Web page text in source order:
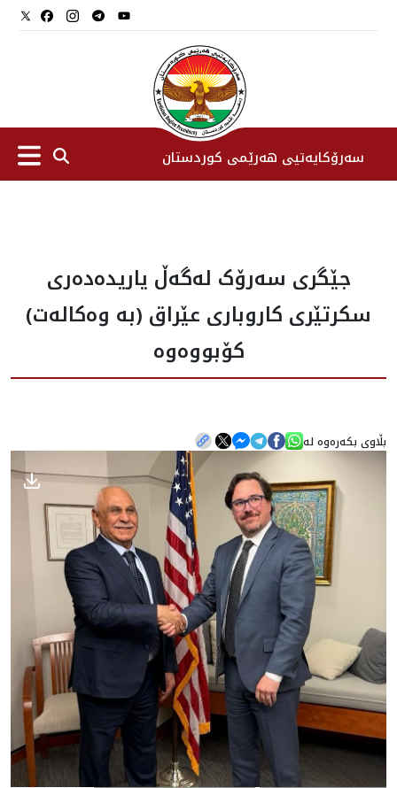
سەرۆکایەتیی هەرێمی کوردستان
جێگرانی سه‌رۆک
ستافی سەرۆکایەتی
هه‌واڵ
گەلەری
جێگری سەرۆک لەگەڵ یاریدەدەری
سکرتێری کاروباری عێراق (بە وەکالەت)
کۆبووەوە
بڵاوی بکەرەوە لە